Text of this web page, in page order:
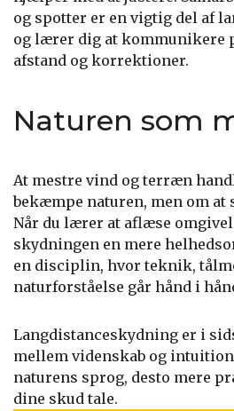
og spotter er en vigtig del af
og lærer dig at kommunikere
afstand og korrektioner.
Naturen som
At mestre vind og terræn
bekæmpe naturen, men om at
Når du lærer at aflæse
skydningen en mere
en disciplin, hvor teknik,
naturforståelse går hånd i
Langdistanceskydning er i
mellem videnskab og
naturens sprog, desto mere
dine skud tale.